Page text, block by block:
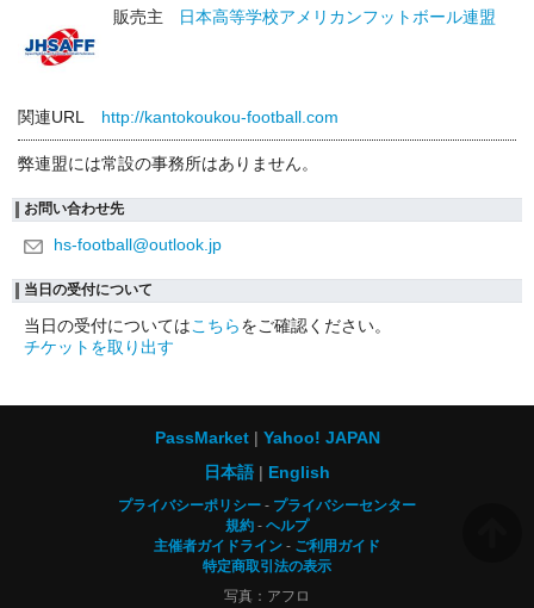
販売主
日本高等学校アメリカンフットボール連盟
関連URL http://kantokoukou-football.com
弊連盟には常設の事務所はありません。
お問い合わせ先
hs-football@outlook.jp
当日の受付について
当日の受付についてはこちらをご確認ください。
チケットを取り出す
PassMarket
Yahoo! JAPAN
日本語
English
プライバシーポリシー
プライバシーセンター
規約
ヘルプ
主催者ガイドライン
ご利用ガイド
特定商取引法の表示
写真：アフロ